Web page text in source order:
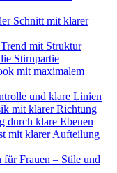
Schnitt mit klarer
mit Struktur
Stirnpartie
mit maximalem
und klare Linien
mit klarer Richtung
durch klare Ebenen
mit klarer Aufteilung
Frauen – Stile und